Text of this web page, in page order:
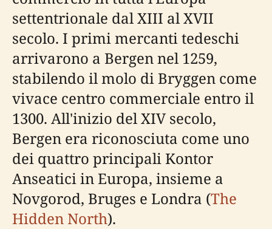
settentrionale dal XIII al XVII
secolo. I primi mercanti tedeschi
arrivarono a Bergen nel 1259,
stabilendo il molo di Bryggen come
vivace centro commerciale entro il
1300. All'inizio del XIV secolo,
Bergen era riconosciuta come uno
dei quattro principali Kontor
Anseatici in Europa, insieme a
Novgorod, Bruges e Londra (The
Hidden North).